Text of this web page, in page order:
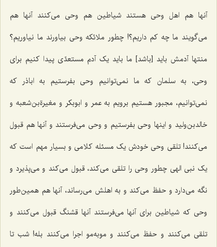
آنها هم اهل وحی هستند شیاطین هم وحی می‌کنند آنها هم
می‌گویند ما چه کم داریم؟! چطور ملائکه وحی بیاورند ما نیاوریم؟
منتها آدمش باید [باشد] ما باید یک آدم مستعدّی پیدا کنیم برای
وحی، به سلمان که ما نمی‌توانیم وحی بفرستیم به اباذر که
نمی‌توانیم، مجبور هستیم برویم به عمر و ابوبکر و مغیرةبن‌شعبه و
خالدبن‌ولید و اینها وحی بفرستیم و وحی می‌فرستند و آنها هم قبول
می‌کنند! تلقی وحی خودش یک مسئله کلامی و بسیار مهم است که
یک نبی الهی چطور وحی را تلقی می‌کند، قبول می‌کند و می‌پذیرد و
نگه می‌دارد و حفظ می‌کند و به اهلش می‌رساند، آنها هم همین‌طور
وحی که شیاطین برای آنها می‌فرستند آنها قشنگ قبول می‌کنند و
تلقی می‌کنند و حفظ می‌کنند و موبه‌مو اجرا می‌کنند بله! شب تا